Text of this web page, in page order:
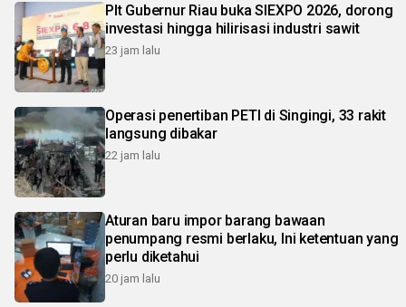
Plt Gubernur Riau buka SIEXPO 2026, dorong
investasi hingga hilirisasi industri sawit
23 jam lalu
Operasi penertiban PETI di Singingi, 33 rakit
langsung dibakar
22 jam lalu
Aturan baru impor barang bawaan
penumpang resmi berlaku, Ini ketentuan yang
perlu diketahui
20 jam lalu